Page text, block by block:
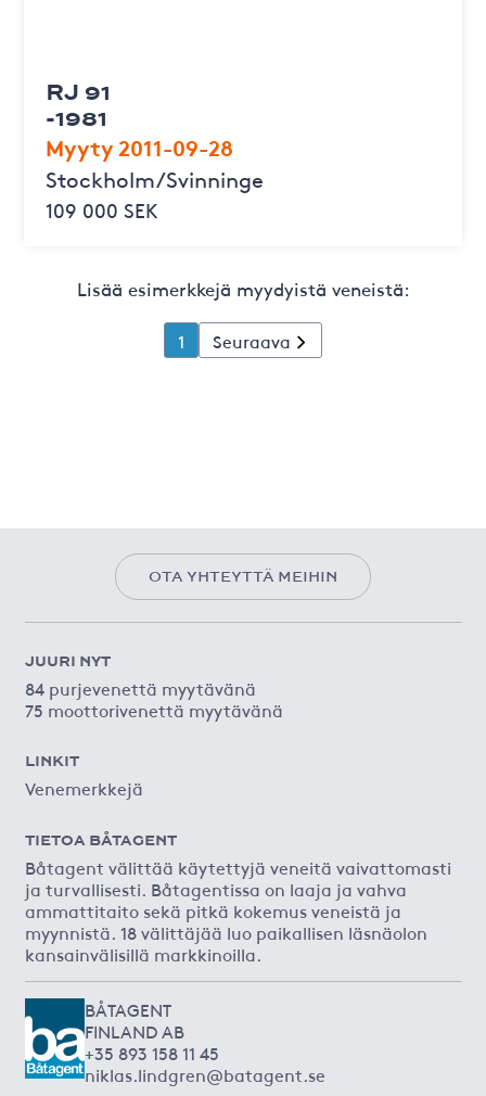
RJ 91
-1981
Myyty 2011-09-28
Stockholm/Svinninge
109 000 SEK
Lisää esimerkkejä myydyistä veneistä:
1 Seuraava
OTA YHTEYTTÄ MEIHIN
JUURI NYT
84 purjevenettä myytävänä
75 moottorivenettä myytävänä
LINKIT
Venemerkkejä
TIETOA BÅTAGENT
Båtagent välittää käytettyjä veneitä vaivattomasti
ja turvallisesti. Båtagentissa on laaja ja vahva
ammattitaito sekä pitkä kokemus veneistä ja
myynnistä. 18 välittäjää luo paikallisen läsnäolon
kansainvälisillä markkinoilla.
BÅTAGENT
FINLAND AB
+35 893 158 11 45
niklas.lindgren@batagent.se